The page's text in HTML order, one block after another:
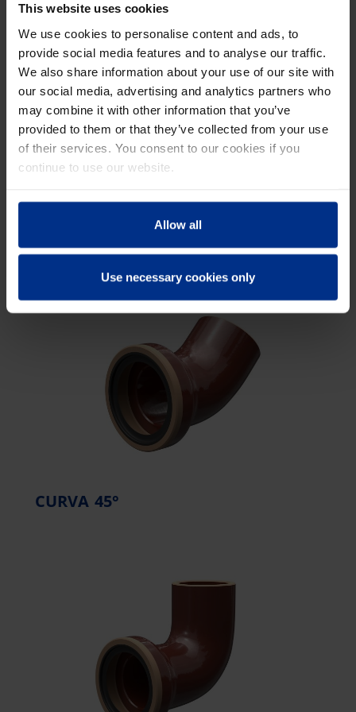
This website uses cookies
We use cookies to personalise content and ads, to
provide social media features and to analyse our traffic.
We also share information about your use of our site with
our social media, advertising and analytics partners who
may combine it with other information that you’ve
provided to them or that they’ve collected from your use
of their services. You consent to our cookies if you
continue to use our website.
Allow all
Use necessary cookies only
CURVA 45°